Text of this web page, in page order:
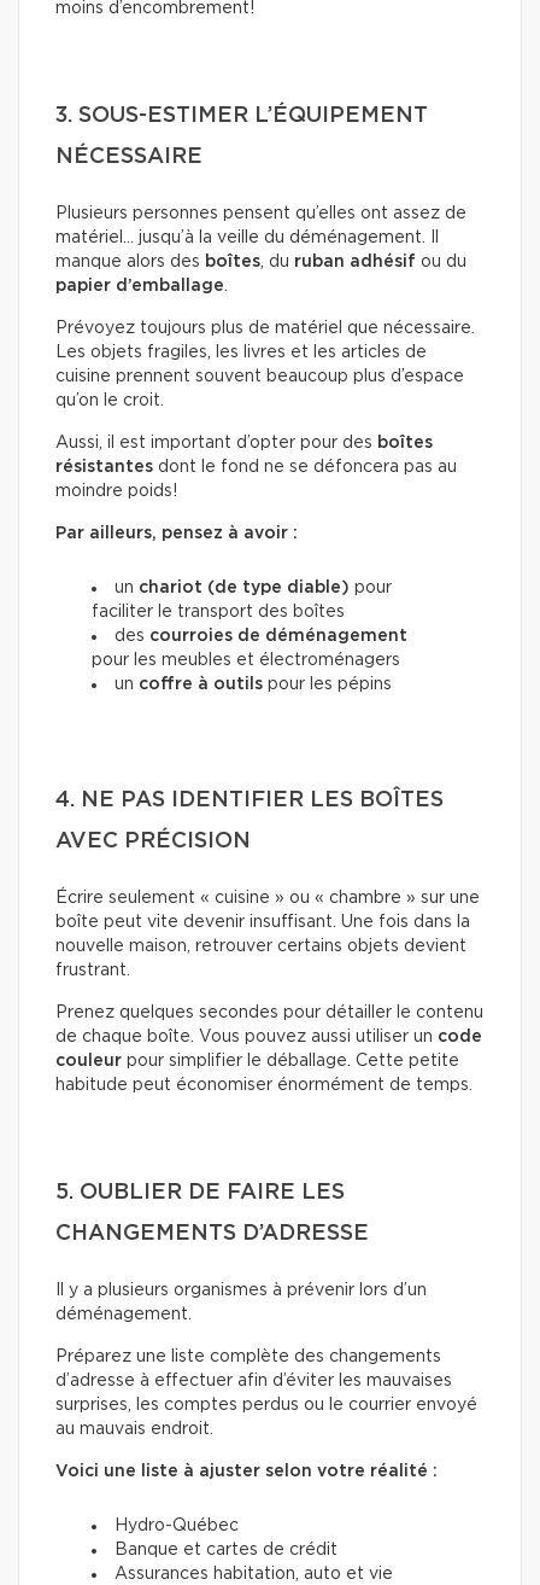
moins d’encombrement!
3. SOUS-ESTIMER L’ÉQUIPEMENT
NÉCESSAIRE
Plusieurs personnes pensent qu’elles ont assez de
matériel… jusqu’à la veille du déménagement. Il
manque alors des boîtes, du ruban adhésif ou du
papier d’emballage.
Prévoyez toujours plus de matériel que nécessaire.
Les objets fragiles, les livres et les articles de
cuisine prennent souvent beaucoup plus d’espace
qu’on le croit.
Aussi, il est important d’opter pour des boîtes
résistantes dont le fond ne se défoncera pas au
moindre poids!
Par ailleurs, pensez à avoir :
un chariot (de type diable) pour
faciliter le transport des boîtes
des courroies de déménagement
pour les meubles et électroménagers
un coffre à outils pour les pépins
4. NE PAS IDENTIFIER LES BOÎTES
AVEC PRÉCISION
Écrire seulement « cuisine » ou « chambre » sur une
boîte peut vite devenir insuffisant. Une fois dans la
nouvelle maison, retrouver certains objets devient
frustrant.
Prenez quelques secondes pour détailler le contenu
de chaque boîte. Vous pouvez aussi utiliser un code
couleur pour simplifier le déballage. Cette petite
habitude peut économiser énormément de temps.
5. OUBLIER DE FAIRE LES
CHANGEMENTS D’ADRESSE
Il y a plusieurs organismes à prévenir lors d’un
déménagement.
Préparez une liste complète des changements
d’adresse à effectuer afin d’éviter les mauvaises
surprises, les comptes perdus ou le courrier envoyé
au mauvais endroit.
Voici une liste à ajuster selon votre réalité :
Hydro-Québec
Banque et cartes de crédit
Assurances habitation, auto et vie